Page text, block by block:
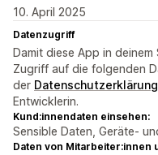
10. April 2025
Datenzugriff
Damit diese App in
Zugriff auf die folgenden
der Datenschutzerklärung
Entwicklerin.
Kund:innendaten einsehen:
Sensible Daten, Geräte-
Daten von Mitarbeiter:innen